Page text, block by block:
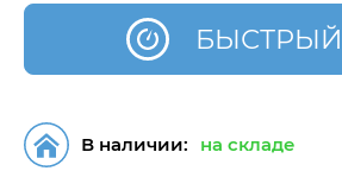
БЫСТРЫЙ
В наличии: на складе